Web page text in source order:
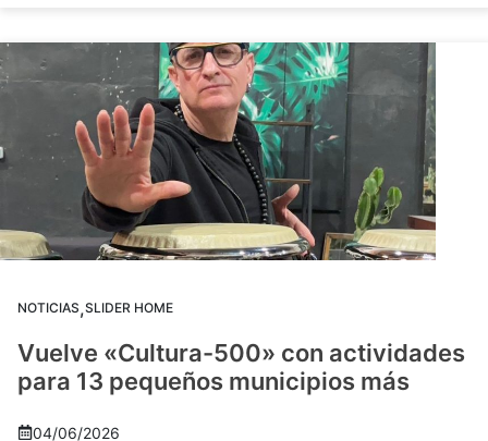
NOTICIAS,SLIDER HOME
Vuelve «Cultura-500» con actividades
para 13 pequeños municipios más
04/06/2026